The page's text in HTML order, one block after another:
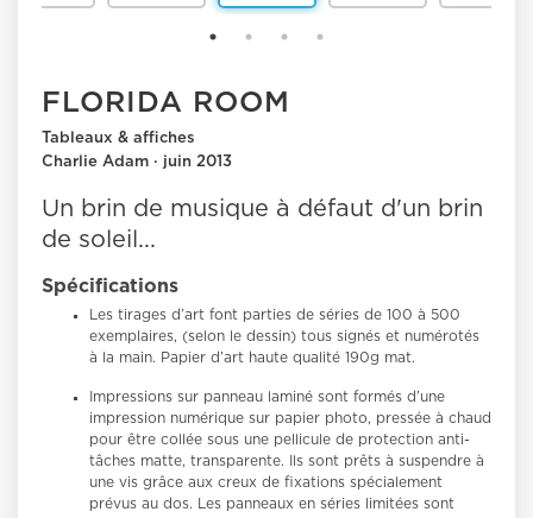
FLORIDA ROOM
Tableaux & affiches
Charlie Adam · juin 2013
Un brin de musique à défaut d'un brin
de soleil...
Spécifications
Les tirages d’art font parties de séries de 100 à 500
exemplaires, (selon le dessin) tous signés et numérotés
à la main. Papier d’art haute qualité 190g mat.
Impressions sur panneau laminé sont formés d’une
impression numérique sur papier photo, pressée à chaud
pour être collée sous une pellicule de protection anti-
tâches matte, transparente. Ils sont prêts à suspendre à
une vis grâce aux creux de fixations spécialement
prévus au dos. Les panneaux en séries limitées sont